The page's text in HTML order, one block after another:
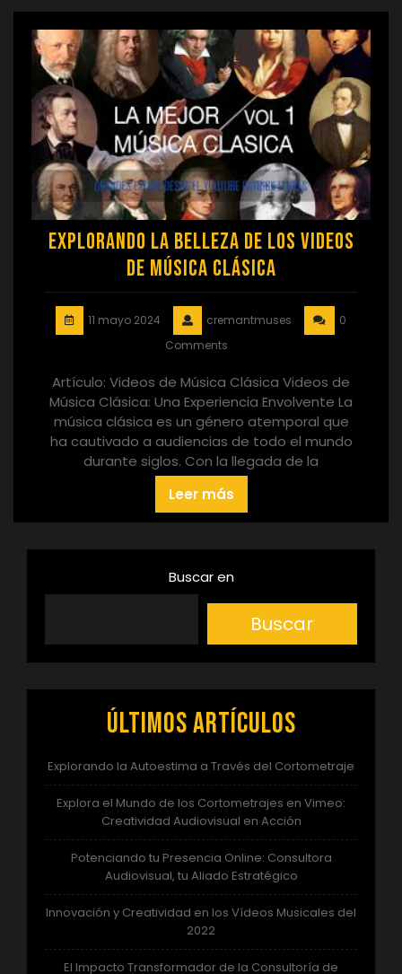
Explorando la Belleza de los Videos
de Música Clásica
11 mayo 2024 cremantmuses
0
Comments
Artículo: Videos de Música Clásica Videos de
Música Clásica: Una Experiencia Envolvente La
música clásica es un género atemporal que
ha cautivado a audiencias de todo el mundo
durante siglos. Con la llegada de la
Leer más
Buscar en
Buscar
Últimos artículos
Explorando la Autoestima a Través del Cortometraje
Explora el Mundo de los Cortometrajes en Vimeo:
Creatividad Audiovisual en Acción
Potenciando tu Presencia Online: Consultora
Audiovisual, tu Aliado Estratégico
Innovación y Creatividad en los Vídeos Musicales del
2022
El Impacto Transformador de la Consultoría de